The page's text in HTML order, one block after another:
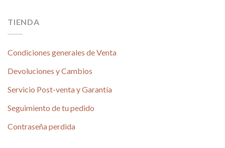
TIENDA
Condiciones generales de Venta
Devoluciones y Cambios
Servicio Post-venta y Garantía
Seguimiento de tu pedido
Contraseña perdida